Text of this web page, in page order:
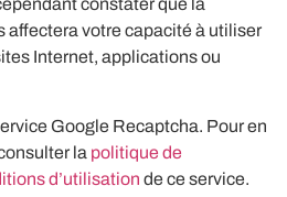
constater que la
affectera votre capacité à utiliser
Internet, applications ou
Google Recaptcha. Pour en
la politique de
d’utilisation de ce service.